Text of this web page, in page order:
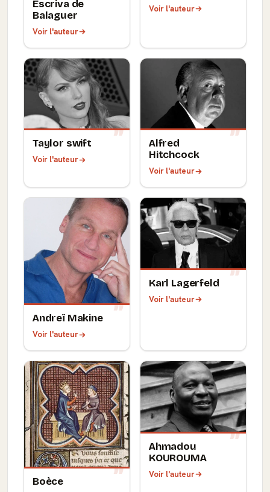
Escriva de
Balaguer
Voir l'auteur
Voir l'auteur
Taylor swift
Voir l'auteur
Alfred
Hitchcock
Voir l'auteur
Andreï Makine
Voir l'auteur
Karl Lagerfeld
Voir l'auteur
Boèce
Ahmadou
KOUROUMA
Voir l'auteur